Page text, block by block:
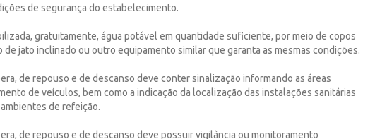
de segurança do estabelecimento.
gratuitamente, água potável em quantidade suficiente, por meio de copos
jato inclinado ou outro equipamento similar que garanta as mesmas condições.
de repouso e de descanso deve conter sinalização informando as áreas
de veículos, bem como a indicação da localização das instalações sanitárias
de refeição.
de repouso e de descanso deve possuir vigilância ou monitoramento